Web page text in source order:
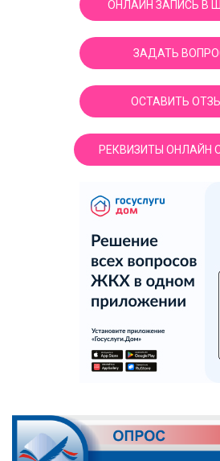
ОНЛАЙН ЗАПИСЬ В
ЗАДАТЬ
ОСТАВИТЬ
РЕКВИЗИТЫ ОНЛАЙН